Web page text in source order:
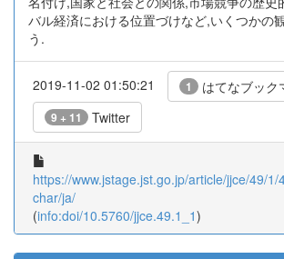
バル経済における位置づけなど,いくつかの
う.
2019-11-02 01:50:21 1 はてなブック
9 + 11 Twitter
https://www.jstage.jst.go.jp/article/jjce/49/
char/ja/
(info:doi/10.5760/jjce.49.1_1)